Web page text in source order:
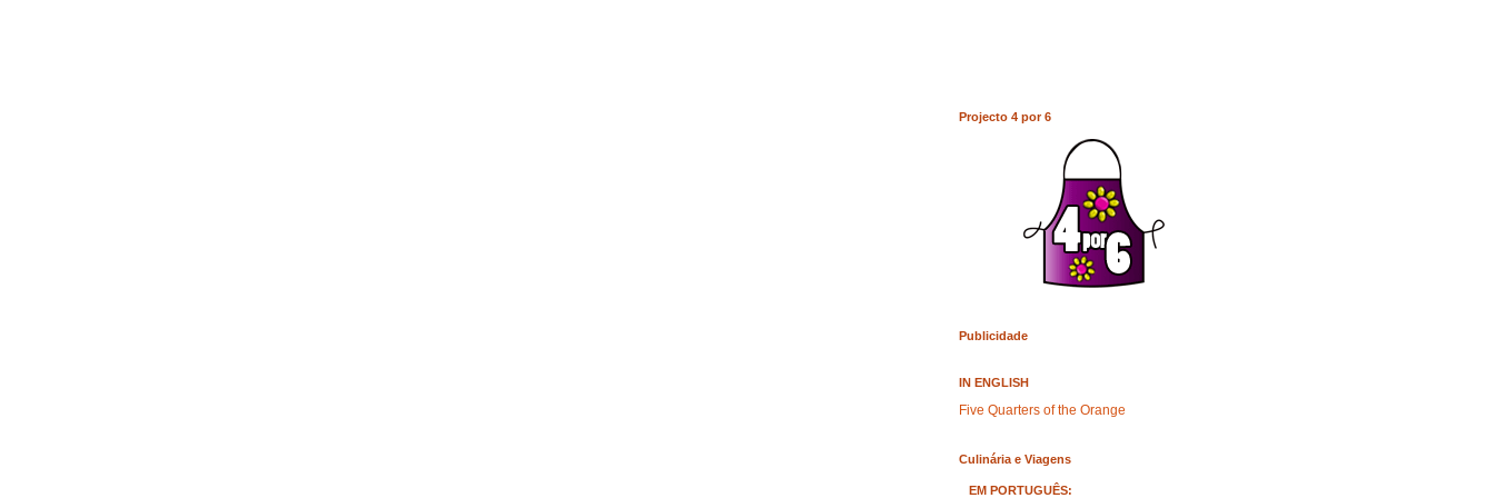
Projecto 4 por 6
Publicidade
IN ENGLISH
Five Quarters of the Orange
Culinária e Viagens
EM PORTUGUÊS: